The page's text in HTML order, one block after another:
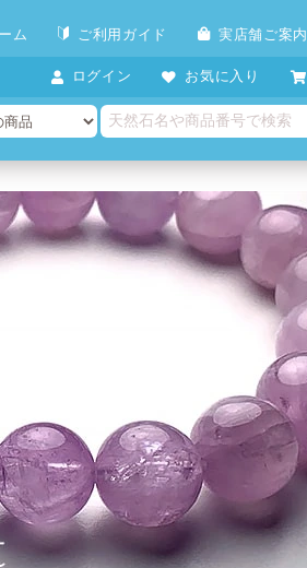
ム ご利用ガイド 実店舗ご案内
ログイン お気に入り